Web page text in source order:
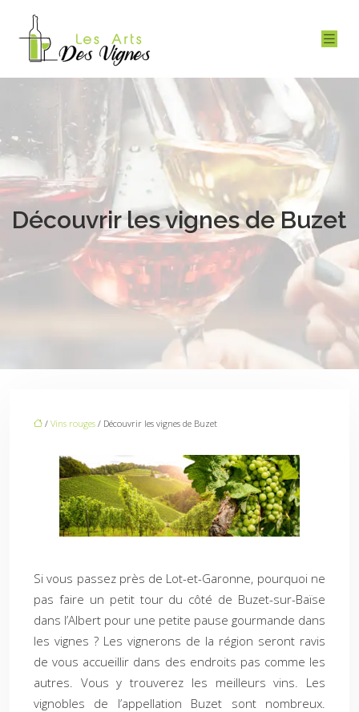
Découvrir les vignes de Buzet
/ Vins rouges / Découvrir les vignes de Buzet
Si vous passez près de Lot-et-Garonne, pourquoi ne
pas faire un petit tour du côté de Buzet-sur-Baïse
dans l’Albert pour une petite pause gourmande dans
les vignes ? Les vignerons de la région seront ravis
de vous accueillir dans des endroits pas comme les
autres. Vous y trouverez les meilleurs vins. Les
vignobles de l’appellation Buzet sont nombreux.